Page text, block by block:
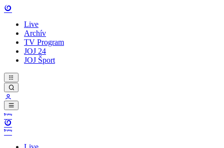
Live
Archív
TV Program
JOJ 24
JOJ Šport